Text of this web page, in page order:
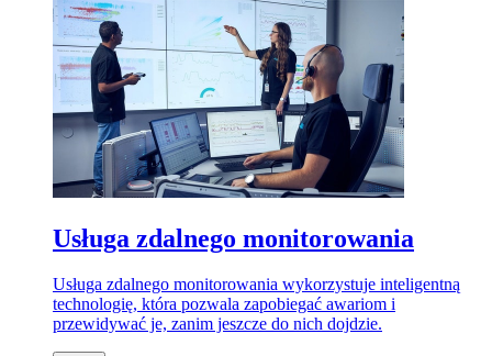
Usługa zdalnego monitorowania
Usługa zdalnego monitorowania wykorzystuje inteligentną
technologię, która pozwala zapobiegać awariom i
przewidywać je, zanim jeszcze do nich dojdzie.